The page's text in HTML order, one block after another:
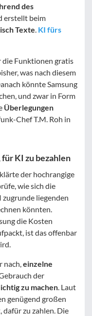
des
erstellt beim
Texte. KI fürs
die Funktionen gratis
was nach diesem
könnte Samsung
und zwar in Form
Überlegungen
Chef T.M. Roh in
KI zu bezahlen
der hochrangige
wie sich die
liegenden
könnten.
die Kosten
ist das offenbar
nach,einzelne
der
zu machen. Laut
genügend großen
dafür zu zahlen. Die